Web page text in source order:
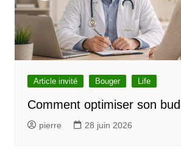
Article invité Bouger Life
Comment optimiser son
pierre 28 juin 2026